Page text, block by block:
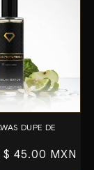
DUPE DE
45.00 MXN